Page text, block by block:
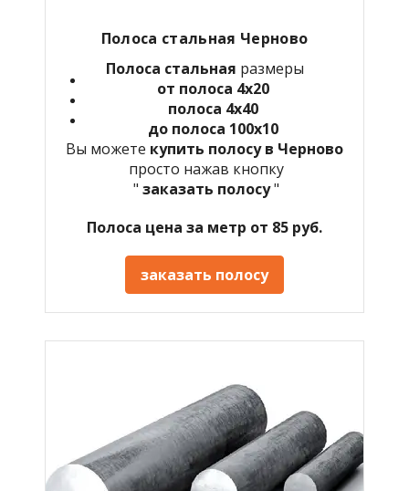
Полоса стальная Черново
Полоса стальная размеры
от полоса 4х20
полоса 4х40
до полоса 100х10
Вы можете купить полосу в Черново
просто нажав кнопку
" заказать полосу"
Полоса цена за метр от 85 руб.
заказать полосу